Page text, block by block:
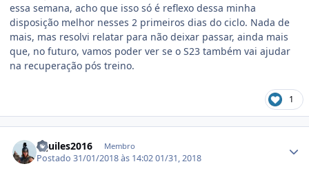
essa semana, acho que isso só é reflexo dessa minha
disposição melhor nesses 2 primeiros dias do ciclo. Nada de
mais, mas resolvi relatar para não deixar passar, ainda mais
que, no futuro, vamos poder ver se o S23 também vai ajudar
na recuperação pós treino.
1
aquiles2016 Membro
Postado31/01/2018 às 14:0201/31, 2018